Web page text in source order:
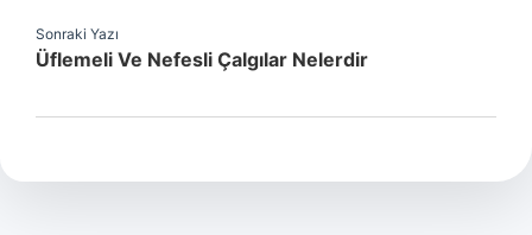
Sonraki Yazı
Üflemeli Ve Nefesli Çalgılar Nelerdir